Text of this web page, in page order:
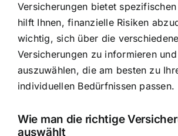
Versicherungen bietet
hilft Ihnen, finanzielle Risiken
wichtig, sich über die
Versicherungen zu informieren
auszuwählen, die am besten zu
individuellen Bedürfnissen passen.
Wie man die richtige
auswählt